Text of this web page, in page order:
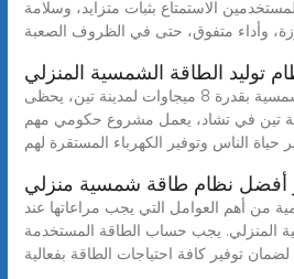
الاستمتاع بثبات متزايد، وسلامة
توليد الطاقة الشمسية المنزلي
تانفون سولار: نظام طاقة شمسية بقدرة 8 ميجاوات لمدينة تين، يحظى
تين في تشاد، يعمل مشروع حكومي مهم
أفضل نظام طاقة شمسية منزلي
من أهم العوامل التي يجب مراعاتها عند
المنزلي. يجب حساب الطاقة المستخدمة